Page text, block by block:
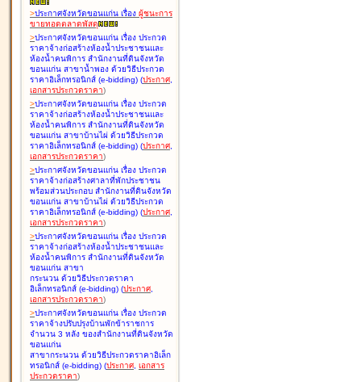
>ประกาศจังหวัดขอนแก่น เรื่อง ผู้ชนะการ
ขายทอดตลาดพัสดุ
>ประกาศจังหวัดขอนแก่น เรื่อง ประกวด
ราคาจ้างก่อสร้างห้องน้ำประชาชนและ
ห้องน้ำคนพิการ สำนักงานที่ดินจังหวัด
ขอนแก่น สาขาน้ำพอง ด้วยวิธีประกวด
ราคาอิเล็กทรอนิกส์ (e-bidding) (ประกาศ,
เอกสารประกวดราคา)
>ประกาศจังหวัดขอนแก่น เรื่อง ประกวด
ราคาจ้างก่อสร้างห้องน้ำประชาชนและ
ห้องน้ำคนพิการ สำนักงานที่ดินจังหวัด
ขอนแก่น สาขาบ้านไผ่ ด้วยวิธีประกวด
ราคาอิเล็กทรอนิกส์ (e-bidding) (ประกาศ,
เอกสารประกวดราคา)
>ประกาศจังหวัดขอนแก่น เรื่อง ประกวด
ราคาจ้างก่อสร้างศาลาที่พักประชาชน
พร้อมส่วนประกอบ สำนักงานที่ดินจังหวัด
ขอนแก่น สาขาบ้านไผ่ ด้วยวิธีประกวด
ราคาอิเล็กทรอนิกส์ (e-bidding) (ประกาศ,
เอกสารประกวดราคา)
>ประกาศจังหวัดขอนแก่น เรื่อง ประกวด
ราคาจ้างก่อสร้างห้องน้ำประชาชนและ
ห้องน้ำคนพิการ สำนักงานที่ดินจังหวัด
ขอนแก่น สาขา
กระนวน ด้วยวิธีประกวดราคา
อิเล็กทรอนิกส์ (e-bidding) (ประกาศ,
เอกสารประกวดราคา)
>ประกาศจังหวัดขอนแก่น เรื่อง ประกวด
ราคาจ้างปรับปรุงบ้านพักข้าราชการ
จำนวน 3 หลัง ของสำนักงานที่ดินจังหวัด
ขอนแก่น
สาขากระนวน ด้วยวิธีประกวดราคาอิเล็ก
ทรอนิกส์ (e-bidding) (ประกาศ, เอกสาร
ประกวดราคา)